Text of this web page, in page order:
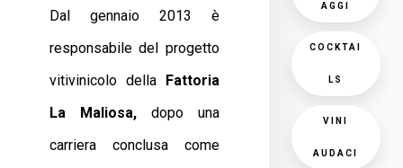
Dal gennaio 2013 è
responsabile del progetto
vitivinicolo della Fattoria
La Maliosa,dopo una
carriera conclusa come
AGGI
COCKTAI
LS
VINI
AUDACI